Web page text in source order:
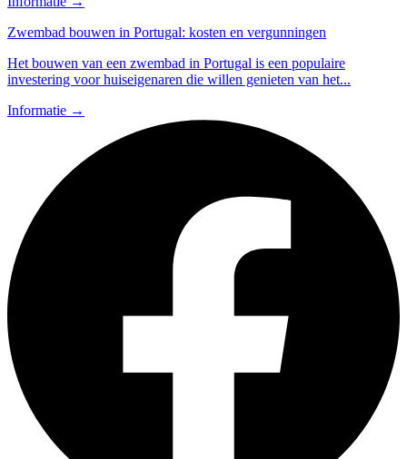
Zwembad bouwen in Portugal: kosten en vergunningen
Het bouwen van een zwembad in Portugal is een populaire
investering voor huiseigenaren die willen genieten van het...
Informatie →